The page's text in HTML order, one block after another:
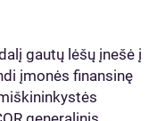
gautų lėšų įnešė į
įmonės finansinę